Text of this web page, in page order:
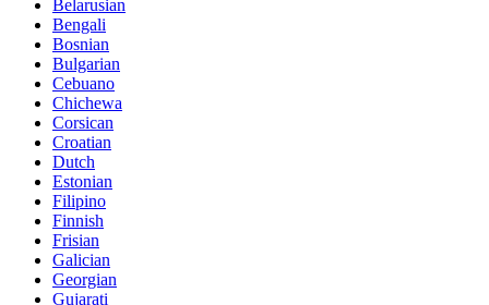
Belarusian
Bengali
Bosnian
Bulgarian
Cebuano
Chichewa
Corsican
Croatian
Dutch
Estonian
Filipino
Finnish
Frisian
Galician
Georgian
Gujarati